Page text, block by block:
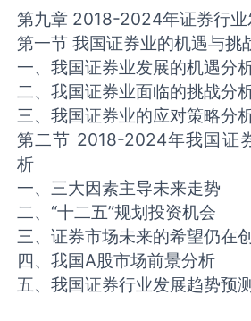
第九章 2018-2024年证券行业
第一节 我国证券业的机遇与挑
一、我国证券业发展的机遇分
二、我国证券业面临的挑战分
三、我国证券业的应对策略分
第二节 2018-2024年我国证
析
一、三大因素主导未来走势
二、“十二五”规划投资机会
三、证券市场未来的希望仍在
四、我国A股市场前景分析
五、我国证券行业发展趋势预测